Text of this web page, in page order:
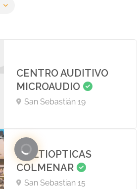
MICROAUDIO
San Sebastián 19
MULTIOPTICAS
COLMENAR
San Sebastian 15